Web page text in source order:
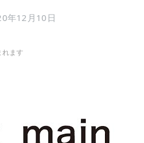
年12月10日
ます